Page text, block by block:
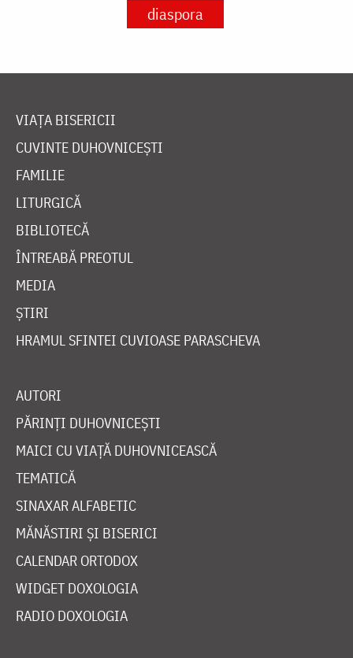
diaspora
VIAȚA BISERICII
CUVINTE DUHOVNICEȘTI
FAMILIE
LITURGICĂ
BIBLIOTECĂ
ÎNTREABĂ PREOTUL
MEDIA
ȘTIRI
HRAMUL SFINTEI CUVIOASE PARASCHEVA
AUTORI
PĂRINȚI DUHOVNICEȘTI
MAICI CU VIAȚĂ DUHOVNICEASCĂ
TEMATICĂ
SINAXAR ALFABETIC
MĂNĂSTIRI ȘI BISERICI
CALENDAR ORTODOX
WIDGET DOXOLOGIA
RADIO DOXOLOGIA